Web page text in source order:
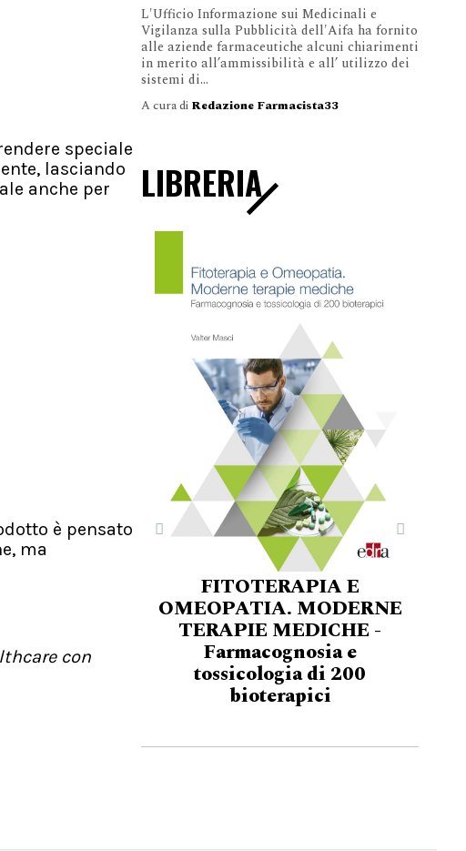
speciale
lasciando
anche per
è pensato
ma
con
L'Ufficio Informazione sui Medicinali e
Vigilanza sulla Pubblicità dell'Aifa ha fornito
alle aziende farmaceutiche alcuni chiarimenti
in merito all’ammissibilità e all’ utilizzo dei
sistemi di...
A cura di Redazione Farmacista33
LIBRERIA
FITOTERAPIA E
OMEOPATIA. MODERNE
TERAPIE MEDICHE -
Farmacognosia e
tossicologia di 200
bioterapici